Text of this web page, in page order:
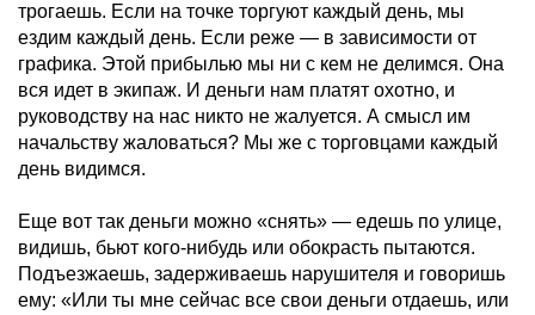
трогаешь. Если на точке торгуют каждый день, мы
ездим каждый день. Если реже — в зависимости от
графика. Этой прибылью мы ни с кем не делимся. Она
вся идет в экипаж. И деньги нам платят охотно, и
руководству на нас никто не жалуется. А смысл им
начальству жаловаться? Мы же с торговцами каждый
день видимся.
Еще вот так деньги можно «снять» — едешь по улице,
видишь, бьют кого-нибудь или обокрасть пытаются.
Подъезжаешь, задерживаешь нарушителя и говоришь
ему: «Или ты мне сейчас все свои деньги отдаешь, или